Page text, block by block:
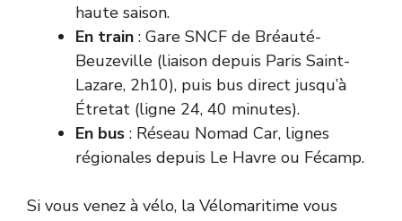
haute saison.
En train : Gare SNCF de Bréauté-
Beuzeville (liaison depuis Paris Saint-
Lazare, 2h10), puis bus direct jusqu’à
Étretat (ligne 24, 40 minutes).
En bus : Réseau Nomad Car, lignes
régionales depuis Le Havre ou Fécamp.
Si vous venez à vélo, la Vélomaritime vous